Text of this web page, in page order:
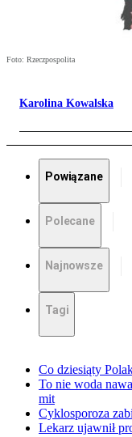
Foto: Rzeczpospolita
Karolina Kowalska
Powiązane
Polecane
Najnowsze
Tagi
Co dziesiąty
To nie woda
mit
Cyklosporoza
Lekarz ujawnił